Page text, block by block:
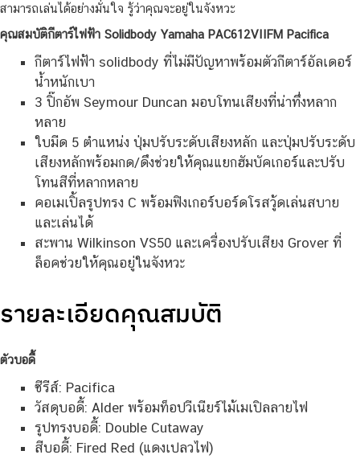
สามารถเล่นได้อย่างมั่นใจ รู้ว่าคุณจะอยู่ในจังหวะ
คุณสมบัติกีตาร์ไฟฟ้า Solidbody Yamaha PAC612VIIFM Pacifica
กีตาร์ไฟฟ้า solidbody ที่ไม่มีปัญหาพร้อมตัวกีตาร์อัลเดอร์
น้ำหนักเบา
3 ปิ๊กอัพ Seymour Duncan มอบโทนเสียงที่น่าทึ่งหลาก
หลาย
ใบมีด 5 ตำแหน่ง ปุ่มปรับระดับเสียงหลัก และปุ่มปรับระดับ
เสียงหลักพร้อมกด/ดึงช่วยให้คุณแยกฮัมบัคเกอร์และปรับ
โทนสีที่หลากหลาย
คอเมเปิ้ลรูปทรง C พร้อมฟิงเกอร์บอร์ดโรสวู้ดเล่นสบาย
และเล่นได้
สะพาน Wilkinson VS50 และเครื่องปรับเสียง Grover ที่
ล็อคช่วยให้คุณอยู่ในจังหวะ
รายละเอียดคุณสมบัติ
ตัวบอดี้
ซีรีส์: Pacifica
วัสดุบอดี้: Alder พร้อมท็อปวีเนียร์ไม้เมเปิลลายไฟ
รูปทรงบอดี้: Double Cutaway
สีบอดี้: Fired Red (แดงเปลวไฟ)